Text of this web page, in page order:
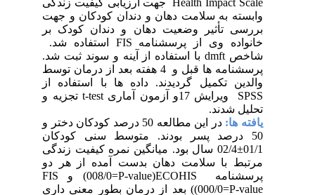
وابسته به سلامت دهان و دندان کودکان و جهت
بررسی تأثیر وضعیت دهان و دندان کودک بر
خانواده وی از پرسشنامهFISاستفاده شد.
شاخص dmftبا استفاده از آینه و سوند ثبت شد.
پرسشنامه ها قبل و 4 هفته بعد از درمان توسط
والدین تکمیل گردیدند. داده ها با استفاده از
SPSSویرایش 17و آزمون آماری t-testتجزیه و
تحلیل شدند.
یافته ها:
در این مطالعه 50 درصد کودکان دختر و
50 درصد پسر بودند. متوسط سنی کودکان
01/1±02/4 سال بود. میانگین نمره کیفیت زندگی
مرتبط با سلامت دهان بدست آمده از هر دو
پرسشنامه
ECOHIS
(
(008/0=P-valueو
FIS
(000/0=P-value) بعد از درمان بطور معنی داری